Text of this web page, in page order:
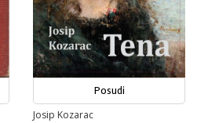
Posudi
Josip Kozarac